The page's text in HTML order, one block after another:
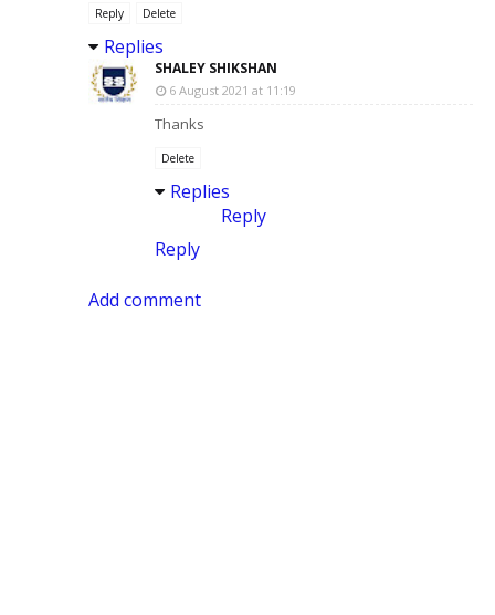
Reply Delete
Replies
SHALEY SHIKSHAN
6 August 2021 at 11:19
Thanks
Delete
Replies
Reply
Reply
Add comment